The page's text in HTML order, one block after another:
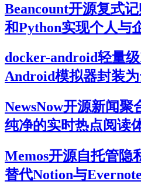
Beancount开源复式
和Python实现个人与
docker-android轻量
Android模拟器封装
NewsNow开源新闻聚
纯净的实时热点阅读
Memos开源自托管隐
替代Notion与Evernote